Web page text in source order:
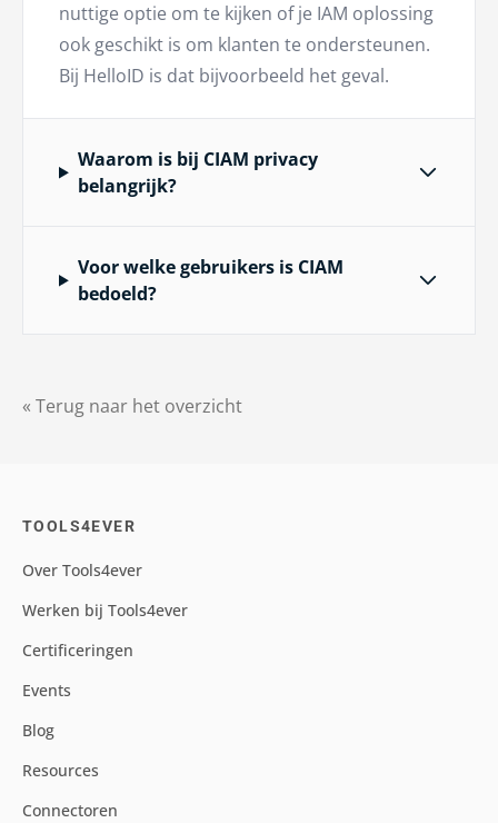
« Terug naar het overzicht
nuttige optie om te kijken of je IAM oplossing
ook geschikt is om klanten te ondersteunen.
Bij HelloID is dat bijvoorbeeld het geval.
Waarom is bij CIAM privacy
belangrijk?
Voor welke gebruikers is CIAM
bedoeld?
TOOLS4EVER
Over Tools4ever
Werken bij Tools4ever
Certificeringen
Events
Blog
Resources
Connectoren